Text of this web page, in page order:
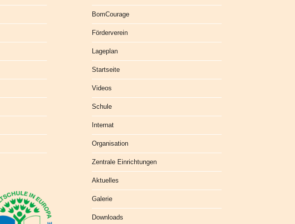
BomCourage
Förderverein
Lageplan
Startseite
Videos
Schule
Internat
Organisation
Zentrale Einrichtungen
Aktuelles
Galerie
Downloads